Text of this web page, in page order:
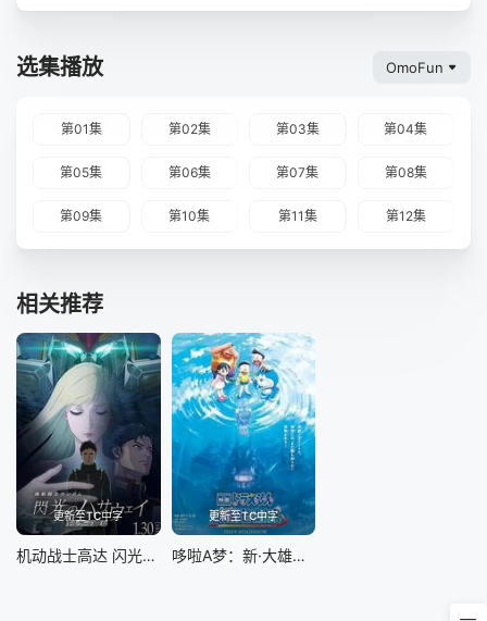
选集播放 OmoFun
第01集 第02集 第03集 第04集
第05集 第06集 第07集 第08集
第09集 第10集 第11集 第12集
相关推荐
更新至TC中字
机动战士高达 闪光的哈萨维 喀耳刻的魔女
更新至TC中字
哆啦A梦：新·大雄的海底鬼岩城